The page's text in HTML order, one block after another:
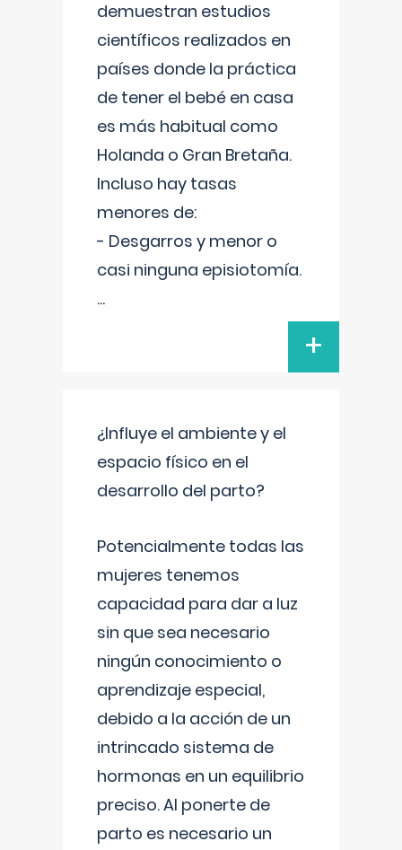
demuestran estudios
científicos realizados en
países donde la práctica
de tener el bebé en casa
es más habitual como
Holanda o Gran Bretaña.
Incluso hay tasas
menores de:
- Desgarros y menor o
casi ninguna episiotomía.
...
+
¿Influye el ambiente y el
espacio físico en el
desarrollo del parto?
Potencialmente todas las
mujeres tenemos
capacidad para dar a luz
sin que sea necesario
ningún conocimiento o
aprendizaje especial,
debido a la acción de un
intrincado sistema de
hormonas en un equilibrio
preciso. Al ponerte de
parto es necesario un